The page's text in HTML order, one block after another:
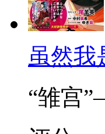
虽然我
“雏宫